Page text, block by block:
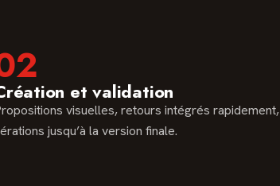
et validation
visuelles, retours intégrés rapidement,
jusqu’à la version finale.